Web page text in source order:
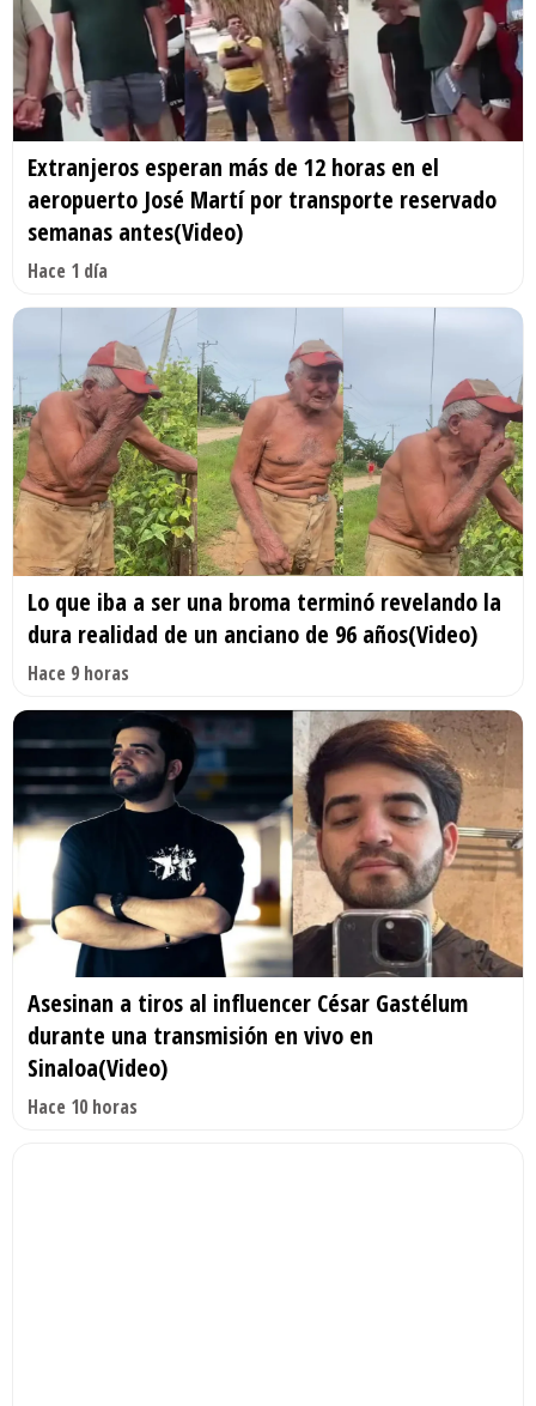
Extranjeros esperan más de 12 horas en el
aeropuerto José Martí por transporte reservado
semanas antes(Video)
Hace 1 día
Lo que iba a ser una broma terminó revelando la
dura realidad de un anciano de 96 años(Video)
Hace 9 horas
Asesinan a tiros al influencer César Gastélum
durante una transmisión en vivo en
Sinaloa(Video)
Hace 10 horas